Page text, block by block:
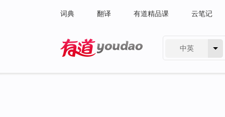
词典 翻译 有道精品课 云笔记
中英